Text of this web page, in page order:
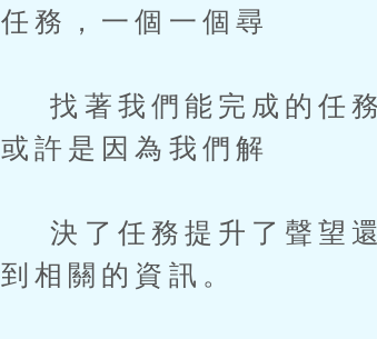
任務，一個一個尋
找著我們能完成的任務
或許是因為我們解
決了任務提升了聲望還
到相關的資訊。